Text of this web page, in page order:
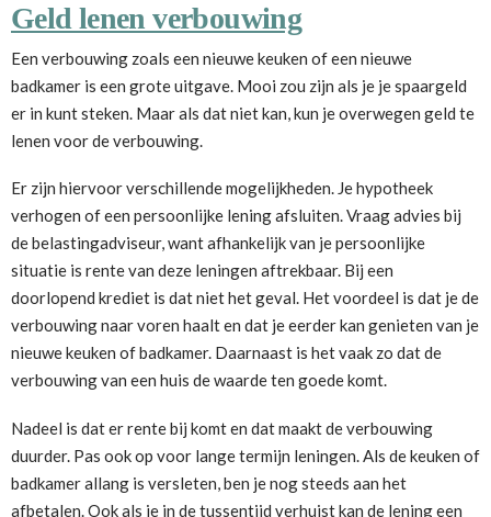
Geld lenen verbouwing
Een verbouwing zoals een nieuwe keuken of een nieuwe
badkamer is een grote uitgave. Mooi zou zijn als je je spaargeld
er in kunt steken. Maar als dat niet kan, kun je overwegen geld te
lenen voor de verbouwing.
Er zijn hiervoor verschillende mogelijkheden. Je hypotheek
verhogen of een persoonlijke lening afsluiten. Vraag advies bij
de belastingadviseur, want afhankelijk van je persoonlijke
situatie is rente van deze leningen aftrekbaar. Bij een
doorlopend krediet is dat niet het geval. Het voordeel is dat je de
verbouwing naar voren haalt en dat je eerder kan genieten van je
nieuwe keuken of badkamer. Daarnaast is het vaak zo dat de
verbouwing van een huis de waarde ten goede komt.
Nadeel is dat er rente bij komt en dat maakt de verbouwing
duurder. Pas ook op voor lange termijn leningen. Als de keuken of
badkamer allang is versleten, ben je nog steeds aan het
afbetalen. Ook als je in de tussentijd verhuist kan de lening een